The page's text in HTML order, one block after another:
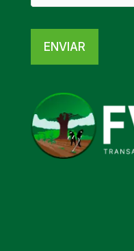
ENVIAR